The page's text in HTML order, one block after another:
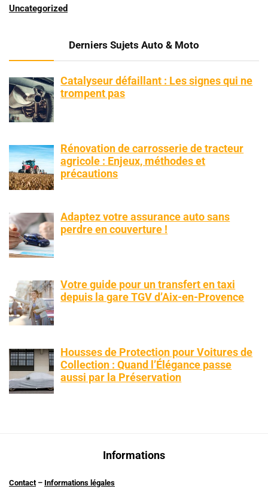
Uncategorized
Derniers Sujets Auto & Moto
Catalyseur défaillant : Les signes qui ne
trompent pas
Rénovation de carrosserie de tracteur
agricole : Enjeux, méthodes et
précautions
Adaptez votre assurance auto sans
perdre en couverture !
Votre guide pour un transfert en taxi
depuis la gare TGV d’Aix-en-Provence
Housses de Protection pour Voitures de
Collection : Quand l’Élégance passe
aussi par la Préservation
Informations
Contact – Informations légales